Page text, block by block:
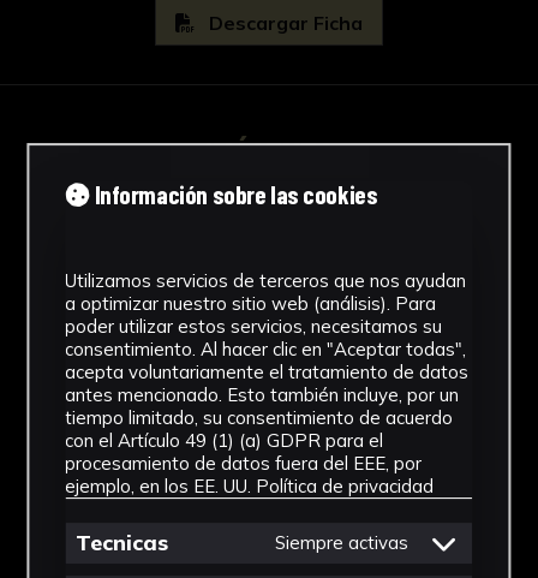
Descargar Ficha
IMÁGENES
Información sobre las cookies
Utilizamos servicios de terceros que nos ayudan
a optimizar nuestro sitio web (análisis). Para
poder utilizar estos servicios, necesitamos su
consentimiento. Al hacer clic en "Aceptar todas",
acepta voluntariamente el tratamiento de datos
antes mencionado. Esto también incluye, por un
tiempo limitado, su consentimiento de acuerdo
con el Artículo 49 (1) (a) GDPR para el
procesamiento de datos fuera del EEE, por
ejemplo, en los EE. UU. Política de privacidad
Tecnicas Siempre activas